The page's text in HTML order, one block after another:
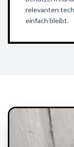
relevanten
einfach bleibt.